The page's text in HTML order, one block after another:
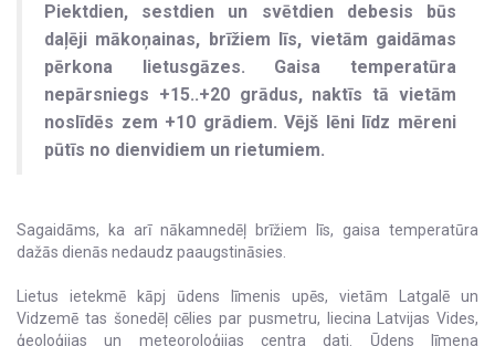
Piektdien, sestdien un svētdien debesis būs
daļēji mākoņainas, brīžiem līs, vietām gaidāmas
pērkona lietusgāzes. Gaisa temperatūra
nepārsniegs +15..+20 grādus, naktīs tā vietām
noslīdēs zem +10 grādiem. Vējš lēni līdz mēreni
pūtīs no dienvidiem un rietumiem.
Sagaidāms, ka arī nākamnedēļ brīžiem līs, gaisa temperatūra
dažās dienās nedaudz paaugstināsies.
Lietus ietekmē kāpj ūdens līmenis upēs, vietām Latgalē un
Vidzemē tas šonedēļ cēlies par pusmetru, liecina Latvijas Vides,
ģeoloģijas un meteoroloģijas centra dati. Ūdens līmeņa